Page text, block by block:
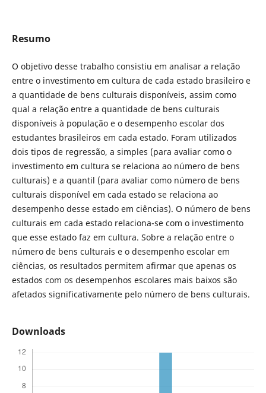
Resumo
O objetivo desse trabalho consistiu em analisar a relação
entre o investimento em cultura de cada estado brasileiro e
a quantidade de bens culturais disponíveis, assim como
qual a relação entre a quantidade de bens culturais
disponíveis à população e o desempenho escolar dos
estudantes brasileiros em cada estado. Foram utilizados
dois tipos de regressão, a simples (para avaliar como o
investimento em cultura se relaciona ao número de bens
culturais) e a quantil (para avaliar como número de bens
culturais disponível em cada estado se relaciona ao
desempenho desse estado em ciências). O número de bens
culturais em cada estado relaciona-se com o investimento
que esse estado faz em cultura. Sobre a relação entre o
número de bens culturais e o desempenho escolar em
ciências, os resultados permitem afirmar que apenas os
estados com os desempenhos escolares mais baixos são
afetados significativamente pelo número de bens culturais.
Downloads